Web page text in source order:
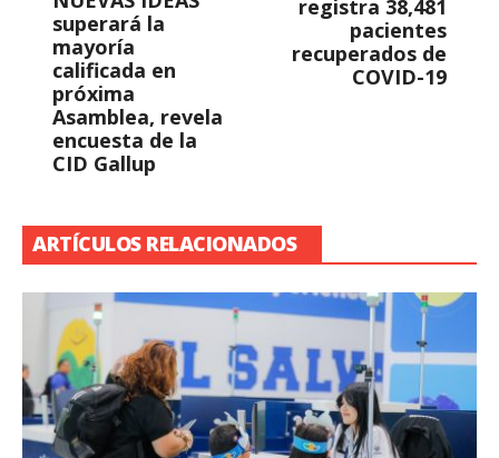
superará la
mayoría
calificada en
próxima
Asamblea, revela
encuesta de la
CID Gallup
registra 38,481
pacientes
recuperados de
COVID-19
ARTÍCULOS RELACIONADOS